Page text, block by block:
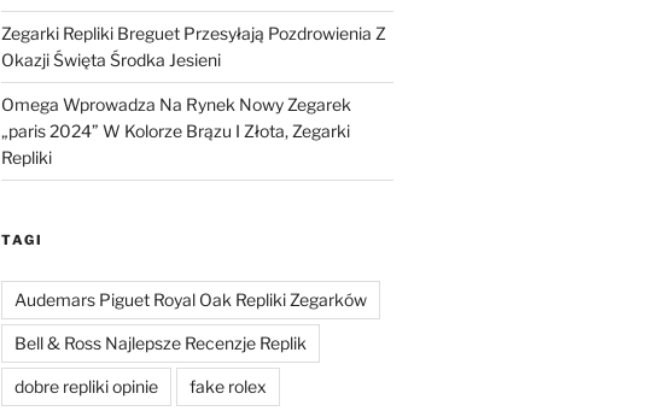
Zegarki Repliki Breguet Przesyłają Pozdrowienia Z
Okazji Święta Środka Jesieni
Omega Wprowadza Na Rynek Nowy Zegarek
„paris 2024” W Kolorze Brązu I Złota, Zegarki
Repliki
TAGI
Audemars Piguet Royal Oak Repliki Zegarków
Bell & Ross Najlepsze Recenzje Replik
dobre repliki opinie fake rolex